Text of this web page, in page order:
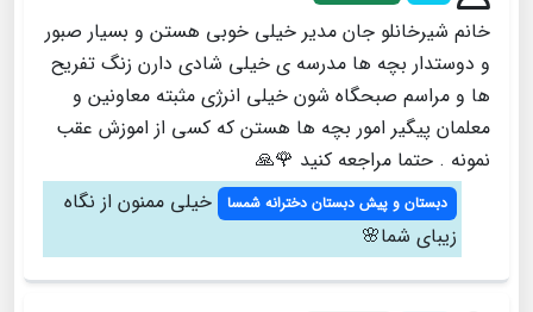
خانم شیرخانلو جان مدیر خیلی خوبی هستن و بسیار صبور
و دوستدار بچه ها مدرسه ی خیلی شادی دارن زنگ تفریح
ها و مراسم صبحگاه شون خیلی انرژی مثبته معاونین و
معلمان پیگیر امور بچه ها هستن که کسی از اموزش عقب
نمونه . حتما مراجعه کنید 🌹🙏
دبستان و پیش دبستان دخترانه شمسا
خیلی ممنون از نگاه
زیبای شما🌸